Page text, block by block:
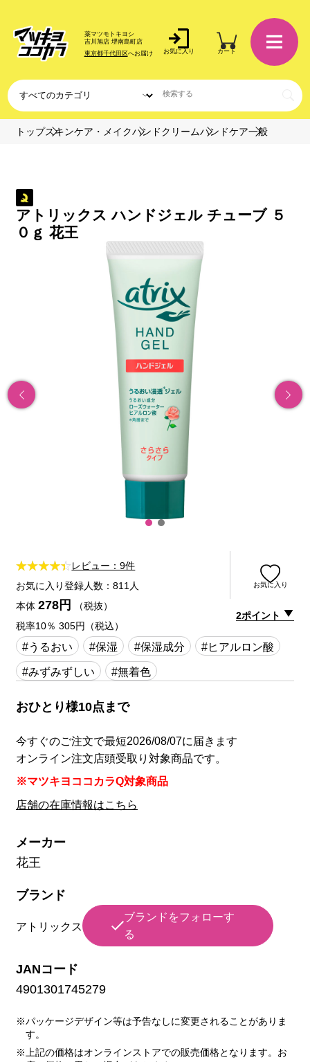
薬マツモトキヨシ
吉川旭店 堺南島町店
東京都千代田区へお届け お気に入り カート
トップスキンケア・メイクハンドクリームハンドケア一般
アトリックス ハンドジェル チューブ ５
０ｇ 花王
レビュー：9件
お気に入り登録人数：811人
お気に入り
本体 278円
（税抜）
税率10％ 305円（税込）
2ポイント
#うるおい #保湿 #保湿成分
#ヒアルロン酸
#みずみずしい
#無着色
おひとり様10点まで
今すぐのご注文で最短2026/08/07に届きます
オンライン注文店頭受取り対象商品です。
※マツキヨココカラQ対象商品
店舗の在庫情報はこちら
メーカー
花王
ブランド
アトリックス
ブランドをフォローす
る
JANコード
4901301745279
※パッケージデザイン等は予告なしに変更されることがありま
す。
※上記の価格はオンラインストアでの販売価格となります。お